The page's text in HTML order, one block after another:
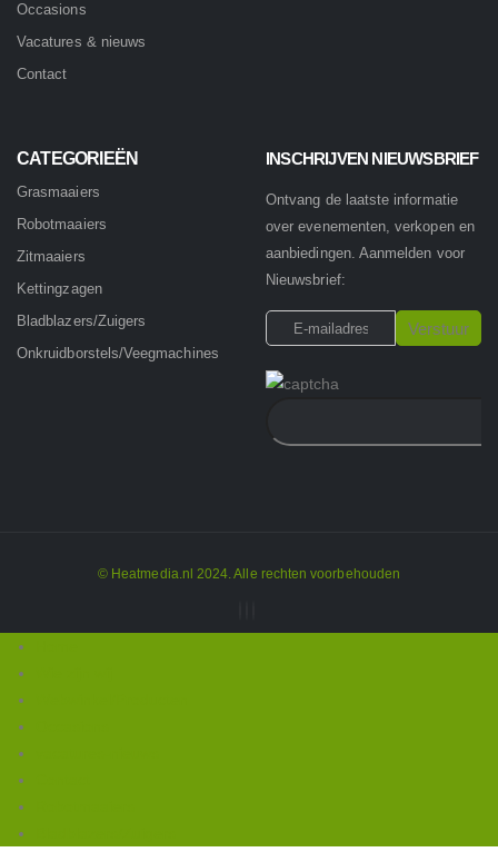
Occasions
Vacatures & nieuws
Contact
CATEGORIEËN
Grasmaaiers
Robotmaaiers
Zitmaaiers
Kettingzagen
Bladblazers/Zuigers
Onkruidborstels/Veegmachines
INSCHRIJVEN NIEUWSBRIEF
Ontvang de laatste informatie
over evenementen, verkopen en
aanbiedingen. Aanmelden voor
Nieuwsbrief:
© Heatmedia.nl 2024. Alle rechten voorbehouden